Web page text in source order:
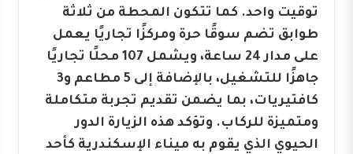
توقيت واحد. كما تتكون المحطة من ثلاثة
طوابق تضم سوقًا حرة ومركزًا تجاريًا يعمل
على مدار 24 ساعة، ويشمل 107 محلًا تجاريًا
جاهزًا للتشغيل، بالإضافة إلى 5 مطاعم و3
كافتيريات، بما يضمن تقديم تجربة متكاملة
ومتميزة للركاب. وتؤكد هذه الزيارة الدور
الحيوي الذي يقوم به ميناء الإسكندرية كأحد